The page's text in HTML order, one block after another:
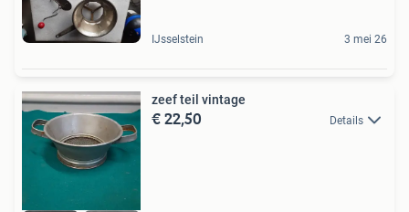
IJsselstein 3 mei 26
zeef teil vintage
€ 22,50 Details